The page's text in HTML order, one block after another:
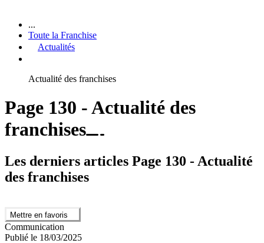
...
Toute la Franchise
Actualités
Actualité des franchises
Page 130 - Actualité des
franchises
Les derniers articles Page 130 - Actualité
des franchises
Mettre en favoris
Communication
Publié le 18/03/2025